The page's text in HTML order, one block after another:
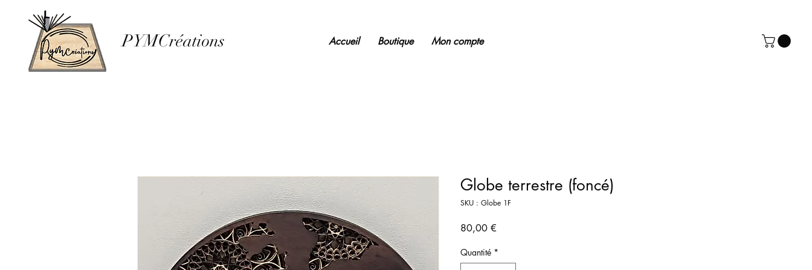
PYMCréations Accueil Boutique Mon compte
Globe terrestre (foncé)
SKU : Globe 1F
80,00 €
Quantité *